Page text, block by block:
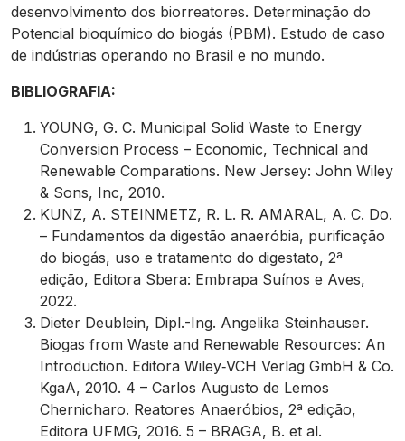
desenvolvimento dos biorreatores. Determinação do
Potencial bioquímico do biogás (PBM). Estudo de caso
de indústrias operando no Brasil e no mundo.
BIBLIOGRAFIA:
YOUNG, G. C. Municipal Solid Waste to Energy
Conversion Process – Economic, Technical and
Renewable Comparations. New Jersey: John Wiley
& Sons, Inc, 2010.
KUNZ, A. STEINMETZ, R. L. R. AMARAL, A. C. Do.
– Fundamentos da digestão anaeróbia, purificação
do biogás, uso e tratamento do digestato, 2ª
edição, Editora Sbera: Embrapa Suínos e Aves,
2022.
Dieter Deublein, Dipl.-Ing. Angelika Steinhauser.
Biogas from Waste and Renewable Resources: An
Introduction. Editora Wiley‐VCH Verlag GmbH & Co.
KgaA, 2010. 4 – Carlos Augusto de Lemos
Chernicharo. Reatores Anaeróbios, 2ª edição,
Editora UFMG, 2016. 5 – BRAGA, B. et al.